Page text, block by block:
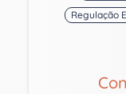
Regulação